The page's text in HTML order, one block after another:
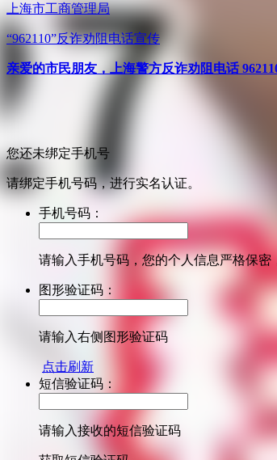
上海市工商管理局
“962110”反诈劝阻电话宣传
亲爱的市民朋友，上海警方反诈劝阻电话
您还未绑定手机号
请绑定手机号码，进行实名认证。
手机号码：
请输入手机号码，您的个人信息严格保密
图形验证码：
请输入右侧图形验证码
点击刷新
短信验证码：
请输入接收的短信验证码